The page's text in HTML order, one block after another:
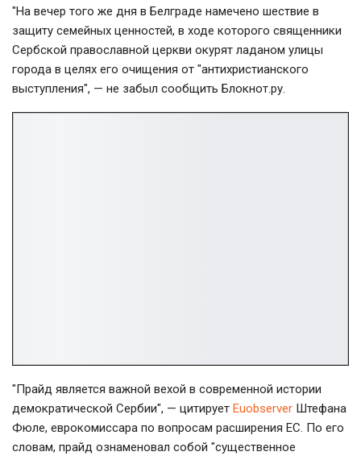
"На вечер того же дня в Белграде намечено шествие в
защиту семейных ценностей, в ходе которого священники
Сербской православной церкви окурят ладаном улицы
города в целях его очищения от "антихристианского
выступления", — не забыл сообщить Блокнот.ру.
"Прайд является важной вехой в современной истории
демократической Сербии", — цитирует Euobserver Штефана
Фюле, еврокомиссара по вопросам расширения ЕС. По его
словам, прайд ознаменовал собой "существенное